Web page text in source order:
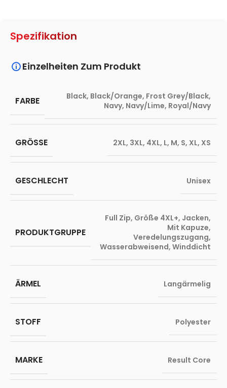
Spezifikation
Einzelheiten Zum Produkt
FARBE Black, Black/Orange, Frost Grey/Black,
Navy, Navy/Lime, Royal/Navy
GRÖSSE 2XL, 3XL, 4XL, L, M, S, XL, XS
GESCHLECHT Unisex
PRODUKTGRUPPE
Full Zip, Größe 4XL+, Jacken,
Mit Kapuze,
Veredelungszugang,
Wasserabweisend, Winddicht
ÄRMEL Langärmelig
STOFF Polyester
MARKE Result Core